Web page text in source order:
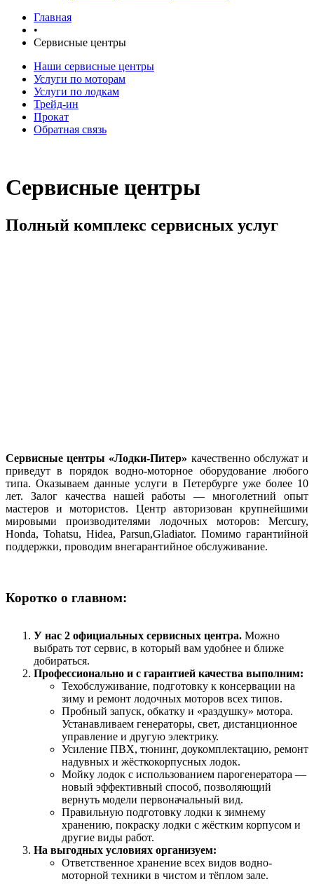
Главная
•
Сервисные центры
Наши сервисные центры
Услуги по моторам
Услуги по лодкам
Трейд-ин
Прокат
Обратная связь
Сервисные центры
Полный комплекс сервисных услуг
Сервисные центры «Лодки-Питер» качественно обслужат и
приведут в порядок водно-моторное оборудование любого
типа. Оказываем данные услуги в Петербурге уже более 10
лет. Залог качества нашей работы — многолетний опыт
мастеров и мотористов. Центр авторизован крупнейшими
мировыми производителями лодочных моторов: Mercury,
Honda, Tohatsu, Hidea, Parsun,Gladiator. Помимо гарантийной
поддержки, проводим внегарантийное обслуживание.
Коротко о главном:
У нас 2 официальных сервисных центра. Можно
выбрать тот сервис, в который вам удобнее и ближе
добираться.
Профессионально и с гарантией качества выполним:
Техобслуживание, подготовку к консервации на
зиму и ремонт лодочных моторов всех типов.
Пробный запуск, обкатку и «раздушку» мотора.
Устанавливаем генераторы, свет, дистанционное
управление и другую электрику.
Усиление ПВХ, тюнинг, доукомплектацию, ремонт
надувных и жёсткокорпусных лодок.
Мойку лодок с использованием парогенератора —
новый эффективный способ, позволяющий
вернуть модели первоначальный вид.
Правильную подготовку лодки к зимнему
хранению, покраску лодки с жёстким корпусом и
другие виды работ.
На выгодных условиях организуем:
Ответственное хранение всех видов водно-
моторной техники в чистом и тёплом зале.